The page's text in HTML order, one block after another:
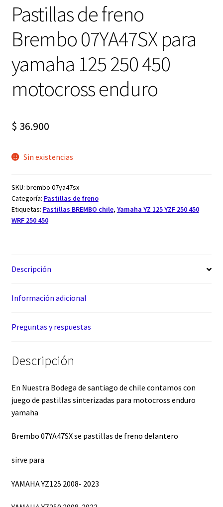
Pastillas de freno
Brembo 07YA47SX para
yamaha 125 250 450
motocross enduro
$ 36.900
Sin existencias
SKU: brembo 07ya47sx
Categoría: Pastillas de freno
Etiquetas: Pastillas BREMBO chile, Yamaha YZ 125 YZF 250 450
WRF 250 450
Descripción
Información adicional
Preguntas y respuestas
Descripción
En Nuestra Bodega de santiago de chile contamos con
juego de pastillas sinterizadas para motocross enduro
yamaha
Brembo 07YA47SX se pastillas de freno delantero
sirve para
YAMAHA YZ125 2008- 2023